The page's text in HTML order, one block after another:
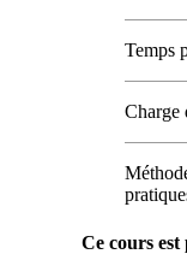
Temps
Charge
Ce cours est